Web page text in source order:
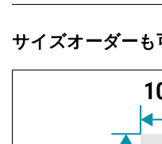
サイズオーダーも